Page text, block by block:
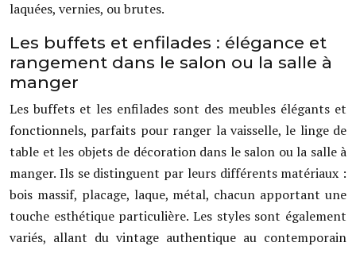
laquées, vernies, ou brutes.
Les buffets et enfilades : élégance et
rangement dans le salon ou la salle à
manger
Les buffets et les enfilades sont des meubles élégants et
fonctionnels, parfaits pour ranger la vaisselle, le linge de
table et les objets de décoration dans le salon ou la salle à
manger. Ils se distinguent par leurs différents matériaux :
bois massif, placage, laque, métal, chacun apportant une
touche esthétique particulière. Les styles sont également
variés, allant du vintage authentique au contemporain